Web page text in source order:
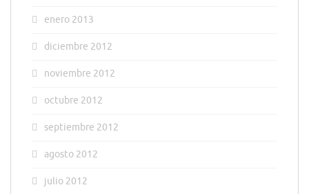
enero 2013
diciembre 2012
noviembre 2012
octubre 2012
septiembre 2012
agosto 2012
julio 2012